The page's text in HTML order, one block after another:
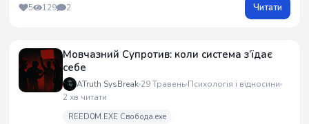
5 129 2 Читати
Мовчазний Супротив: коли система з’їдає
себе
ATruth SysBreak 29 Травень Психологія і відносини
2 хв читати
REED0M.EXE Свобода.exe